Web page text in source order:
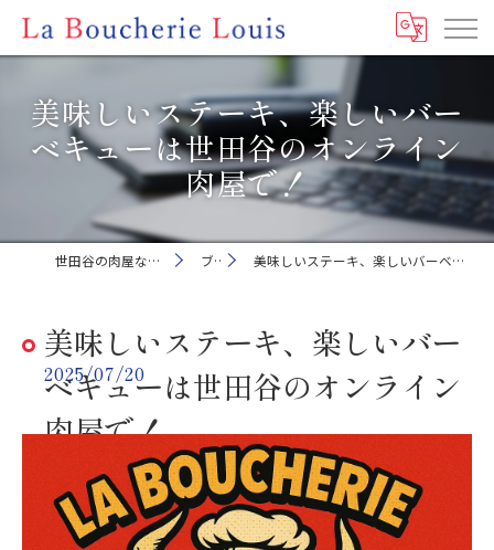
美味しいステーキ、楽しいバー
ベキューは世田谷のオンライン
肉屋で！
世田谷の肉屋ならLa Boucherie Louis ブログ 美味しいステーキ、楽しいバーベキューは世田谷のオンライン肉屋で！
美味しいステーキ、楽しいバー
ベキューは世田谷のオンライン
肉屋で！
2025/07/20